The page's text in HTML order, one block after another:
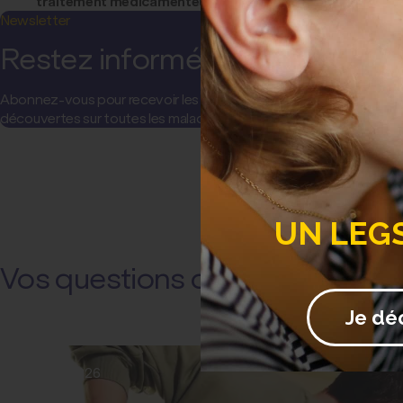
Newsletter
Restez informé(e) !
Abonnez-vous pour recevoir les actualités et communications
découvertes sur toutes les maladies…
Vos questions de santé
22 juillet 2026
UN
Je